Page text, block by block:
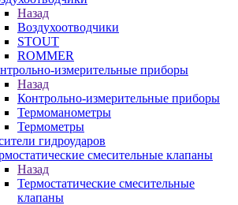
Назад
Воздухоотводчики
STOUT
ROMMER
измерительные приборы
Назад
Контрольно-измерительные приборы
Термоманометры
Термометры
гидроударов
смесительные клапаны
Назад
Термостатические смесительные
клапаны